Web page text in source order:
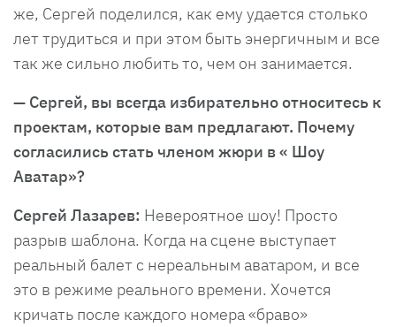
же, Сергей поделился, как ему удается столько
лет трудиться и при этом быть энергичным и все
так же сильно любить то, чем он занимается.
— Сергей, вы всегда избирательно относитесь к
проектам, которые вам предлагают. Почему
согласились стать членом жюри в « Шоу
Аватар»?
Сергей Лазарев: Невероятное шоу! Просто
разрыв шаблона. Когда на сцене выступает
реальный балет с нереальным аватаром, и все
это в режиме реального времени. Хочется
кричать после каждого номера «браво»